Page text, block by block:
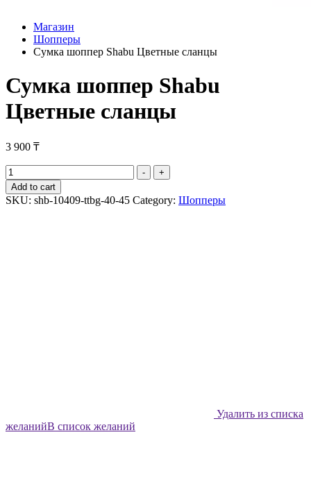
Магазин
Шопперы
Сумка шоппер Shabu Цветные сланцы
Сумка шоппер Shabu
Цветные сланцы
3 900 ₸
Сумка
шоппер
Shabu
Цветные
-
+
Add to cart
SKU: shb-10409-ttbg-40-45 Category: Шопперы
Удалить из списка
желанийВ список желаний